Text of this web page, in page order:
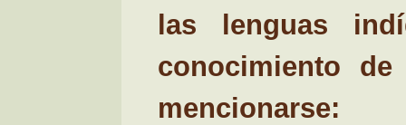
las lenguas
conocimiento
mencionarse: